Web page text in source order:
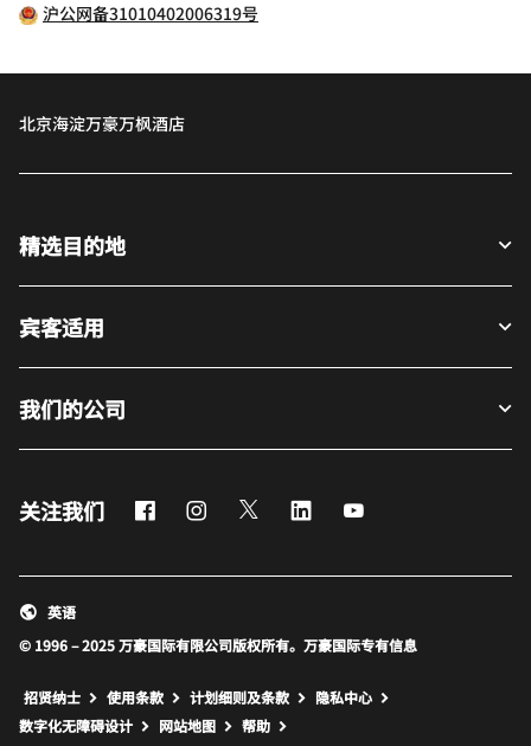
沪公网备31010402006319号
北京海淀万豪万枫酒店
精选目的地
宾客适用
我们的公司
关注我们 FacebookInstagram
Twitter LinkedIn
© 1996 – 2025 万豪国际有限公司版权所有。万豪国际专有信息
英语
招贤纳士 使用条款 计划细则及条款
隐私中心
数字化无障碍设计
网站地图 打开新窗口
帮助